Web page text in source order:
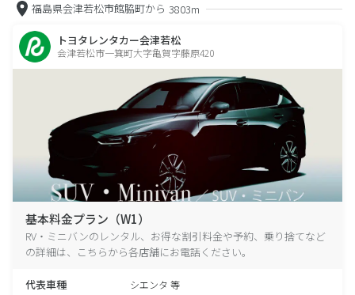
福島県会津若松市館脇町から 3803m
トヨタレンタカー会津若松
会津若松市一箕町大字亀賀字藤原420
基本料金プラン（W1）
RV・ミニバンのレンタル、お得な割引料金や予約、乗り捨てなど
の詳細は、こちらから各店舗にお電話ください。
代表車種 シエンタ 等